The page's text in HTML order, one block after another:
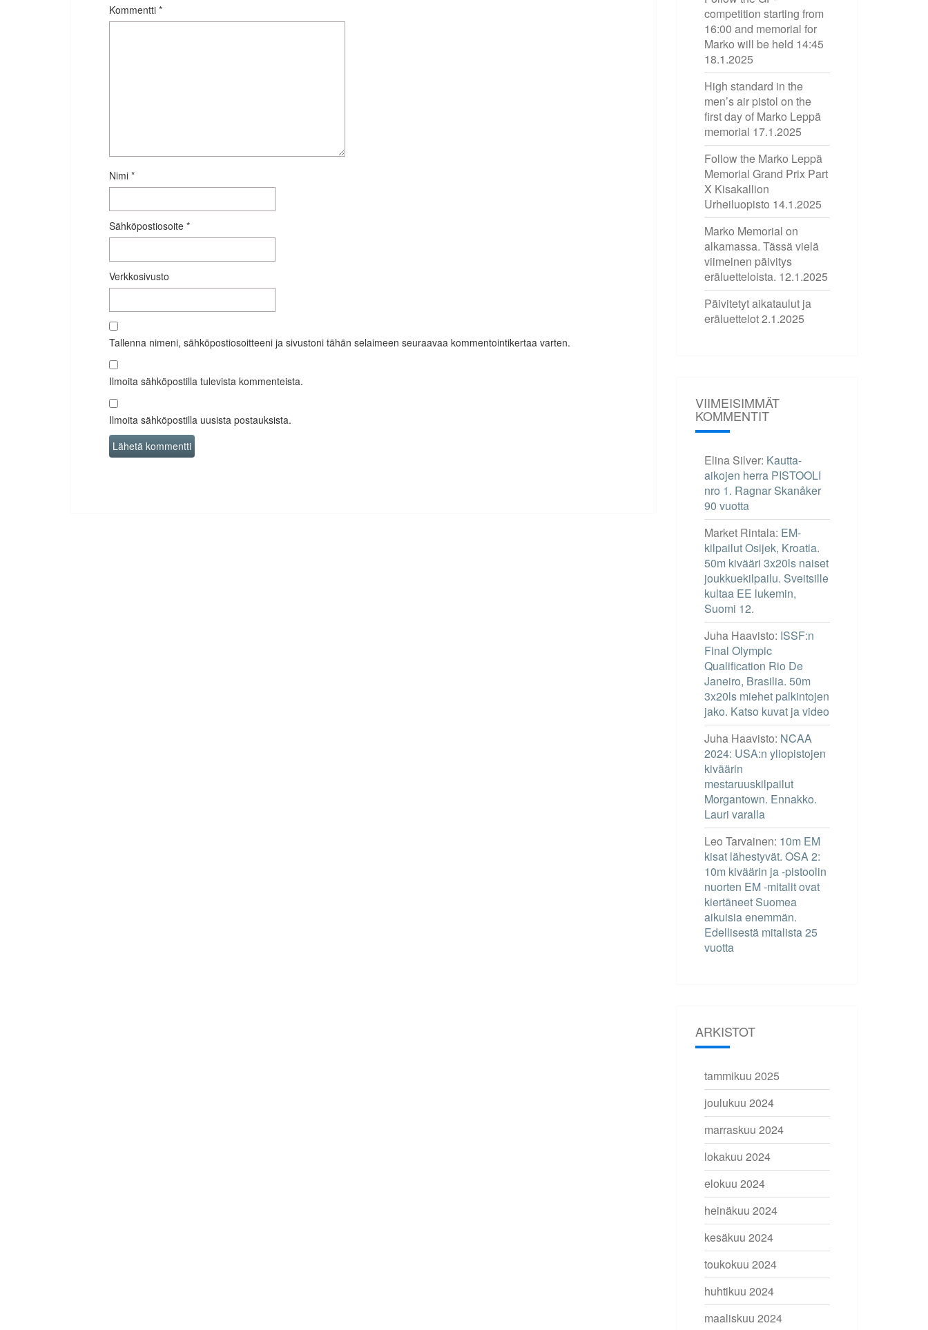
Kommentti *
Nimi *
Sähköpostiosoite *
Verkkosivusto
Tallenna nimeni, sähköpostiosoitteeni ja sivustoni tähän selaimeen seuraavaa kommentointikertaa varten.
Ilmoita sähköpostilla tulevista kommenteista.
Ilmoita sähköpostilla uusista postauksista.
competition starting from
16:00 and memorial for
Marko will be held 14:45
18.1.2025
High standard in the
men’s air pistol on the
first day of Marko Leppä
memorial 17.1.2025
Follow the Marko Leppä
Memorial Grand Prix Part
X Kisakallion
Urheiluopisto 14.1.2025
Marko Memorial on
alkamassa. Tässä vielä
viimeinen päivitys
eräluetteloista. 12.1.2025
Päivitetyt aikataulut ja
eräluettelot2.1.2025
VIIMEISIMMÄT
KOMMENTIT
Elina Silver: Kautta-
aikojen herra PISTOOLI
nro 1. Ragnar Skanåker
90 vuotta
Market Rintala: EM-
kilpailut Osijek, Kroatia.
50m kivääri 3x20ls naiset
joukkuekilpailu. Sveitsille
kultaa EE lukemin,
Suomi 12.
Juha Haavisto: ISSF:n
Final Olympic
Qualification Rio De
Janeiro, Brasilia. 50m
3x20ls miehet palkintojen
jako. Katso kuvat ja video
Juha Haavisto: NCAA
2024: USA:n yliopistojen
kiväärin
mestaruuskilpailut
Morgantown. Ennakko.
Lauri varalla
Leo Tarvainen: 10m EM
kisat lähestyvät. OSA 2:
10m kiväärin ja -pistoolin
nuorten EM -mitalit ovat
kiertäneet Suomea
aikuisia enemmän.
Edellisestä mitalista 25
vuotta
ARKISTOT
tammikuu 2025
joulukuu 2024
marraskuu 2024
lokakuu 2024
elokuu 2024
heinäkuu 2024
kesäkuu 2024
toukokuu 2024
huhtikuu 2024
maaliskuu 2024